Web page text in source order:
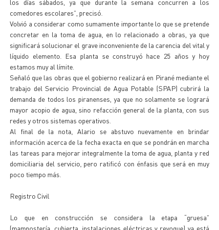
los días sábados, ya que durante la semana concurren a los
comedores escolares”, precisó.
Volvió a considerar como sumamente importante lo que se pretende
concretar en la toma de agua, en lo relacionado a obras, ya que
significará solucionar el grave inconveniente de la carencia del vital y
líquido elemento. Esa planta se construyó hace 25 años y hoy
estamos muy al límite.
Señaló que las obras que el gobierno realizará en Pirané mediante el
trabajo del Servicio Provincial de Agua Potable (SPAP) cubrirá la
demanda de todos los piranenses, ya que no solamente se logrará
mayor acopio de agua, sino refacción general de la planta, con sus
redes y otros sistemas operativos.
Al final de la nota, Alario se abstuvo nuevamente en brindar
información acerca de la fecha exacta en que se pondrán en marcha
las tareas para mejorar integralmente la toma de agua, planta y red
domiciliaria del servicio, pero ratificó con énfasis que será en muy
poco tiempo más.
Registro Civil
Lo que en construcción se considera la etapa “gruesa”
(mampostería, cubierta, instalaciones eléctricas y revoque) ya está